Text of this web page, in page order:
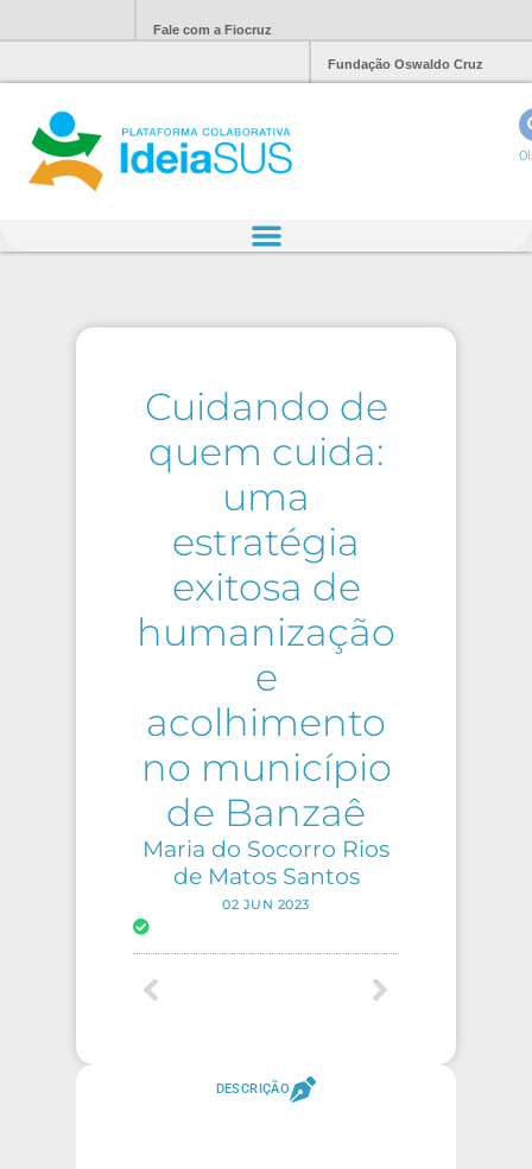
Fale com a Fiocruz
Fundação Oswaldo Cruz
Cuidando de
quem cuida:
uma
estratégia
exitosa de
humanização
e
acolhimento
no município
de Banzaê
Maria do Socorro Rios
de Matos Santos
02 JUN 2023
DESCRIÇÃO